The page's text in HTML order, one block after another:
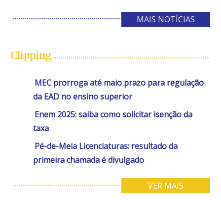
MAIS NOTÍCIAS
Clipping
MEC prorroga até maio prazo para regulação
da EAD no ensino superior
Enem 2025: saiba como solicitar isenção da
taxa
Pé-de-Meia Licenciaturas: resultado da
primeira chamada é divulgado
VER MAIS